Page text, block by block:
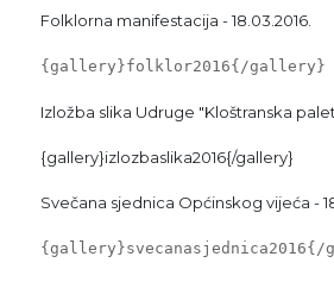
Folklorna manifestacija - 18.03.2016.
{gallery}folklor2016{/gallery}
Izložba slika Udruge "Kloštranska
{gallery}izlozbaslika2016{/gallery}
Svečana sjednica Općinskog vijeća -